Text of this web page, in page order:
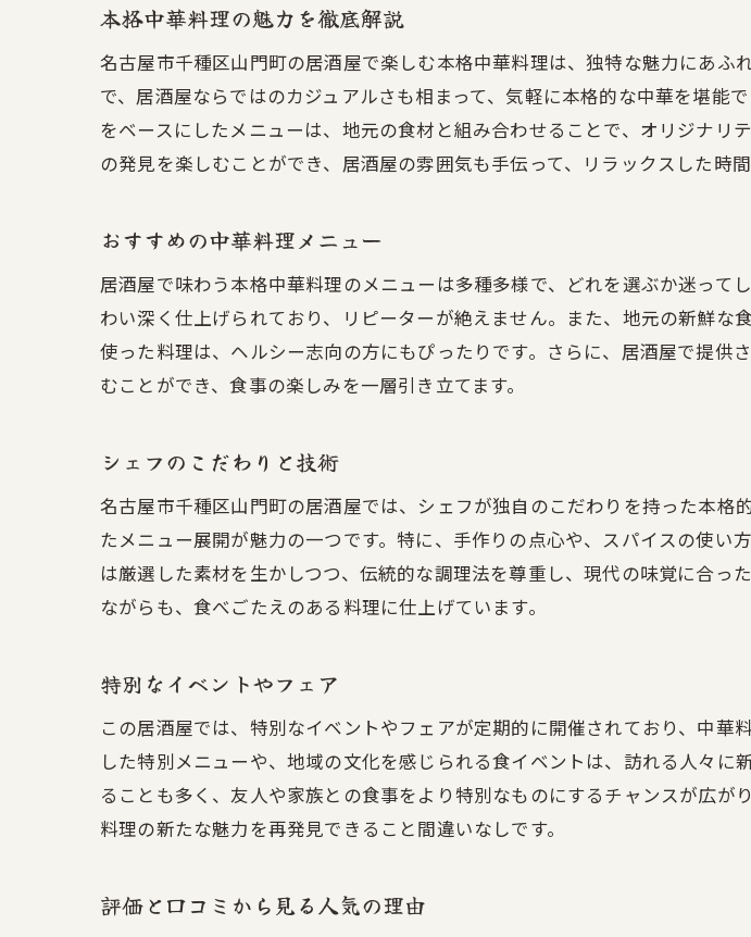
地産地消の取り組み
食材の調達先とそのこだわり
他の居酒屋と比べた食材の違い
個室とオープンスペースの使
インテリアと照明の工夫
居心地の良いソファー席
お酒の種類とおすすめのペアリ
人気のカクテルとノンアルコ
季節限定の特製ドリンク
飲み放題プランとその魅力
家族や友人と一緒に名古屋市千種
大人数にぴったりな宴会メニ
子供も楽しめるキッズメニュー
本格中華料理の魅力を徹底解説
名古屋市千種区山門町の居酒屋で楽しむ本格中華料理は、独特な魅力にあ
で、居酒屋ならではのカジュアルさも相まって、気軽に本格的な中華を堪能
をベースにしたメニューは、地元の食材と組み合わせることで、オリジナ
の発見を楽しむことができ、居酒屋の雰囲気も手伝って、リラックスした時間
おすすめの中華料理メニュー
居酒屋で味わう本格中華料理のメニューは多種多様で、どれを選ぶか迷っ
わい深く仕上げられており、リピーターが絶えません。また、地元の新鮮
使った料理は、ヘルシー志向の方にもぴったりです。さらに、居酒屋で提
むことができ、食事の楽しみを一層引き立てます。
シェフのこだわりと技術
名古屋市千種区山門町の居酒屋では、シェフが独自のこだわりを持った本
たメニュー展開が魅力の一つです。特に、手作りの点心や、スパイスの使
は厳選した素材を生かしつつ、伝統的な調理法を尊重し、現代の味覚に合
ながらも、食べごたえのある料理に仕上げています。
特別なイベントやフェア
この居酒屋では、特別なイベントやフェアが定期的に開催されており、中
した特別メニューや、地域の文化を感じられる食イベントは、訪れる人々
ることも多く、友人や家族との食事をより特別なものにするチャンスが広
料理の新たな魅力を再発見できること間違いなしです。
評価と口コミから見る人気の理由